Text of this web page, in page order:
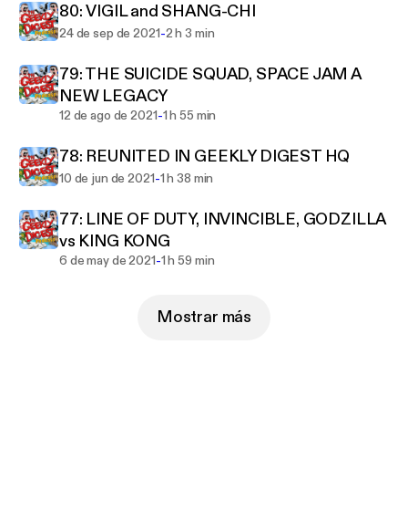
80: VIGIL and SHANG-CHI
24 de sep de 2021-2 h 3 min
79: THE SUICIDE SQUAD, SPACE JAM A
NEW LEGACY
12 de ago de 2021-1 h 55 min
78: REUNITED IN GEEKLY DIGEST HQ
10 de jun de 2021-1 h 38 min
77: LINE OF DUTY, INVINCIBLE, GODZILLA
vs KING KONG
6 de may de 2021-1 h 59 min
Mostrar más